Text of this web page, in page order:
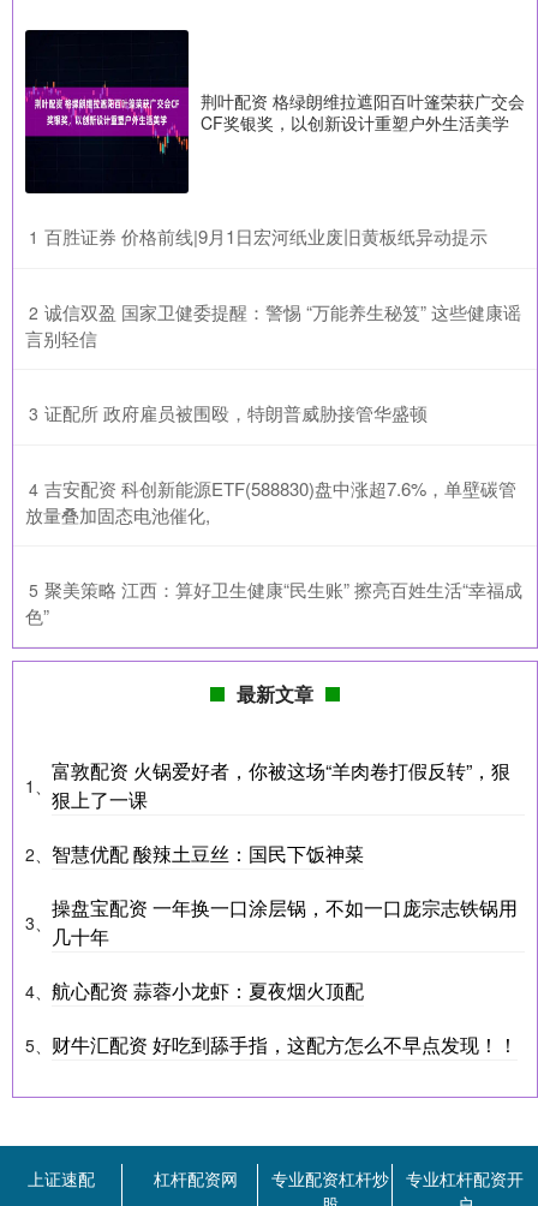
荆叶配资 格绿朗维拉遮阳百叶篷荣获广交会
CF奖银奖，以创新设计重塑户外生活美学
1 ​百胜证券 价格前线|9月1日宏河纸业废旧黄板纸异动提示
2 ​诚信双盈 国家卫健委提醒：警惕 “万能养生秘笈” 这些健康谣
言别轻信
3 ​证配所 政府雇员被围殴，特朗普威胁接管华盛顿
4 ​吉安配资 科创新能源ETF(588830)盘中涨超7.6%，单壁碳管
放量叠加固态电池催化,
5 ​聚美策略 江西：算好卫生健康“民生账” 擦亮百姓生活“幸福成
色”
最新文章
1、
富敦配资 火锅爱好者，你被这场“羊肉卷打假反转”，狠
狠上了一课
2、 智慧优配 酸辣土豆丝：国民下饭神菜
3、
操盘宝配资 一年换一口涂层锅，不如一口庞宗志铁锅用
几十年
4、 航心配资 蒜蓉小龙虾：夏夜烟火顶配
5、 财牛汇配资 好吃到舔手指，这配方怎么不早点发现！！
上证速配 杠杆配资网
专业配资杠杆炒
专业杠杆配资开